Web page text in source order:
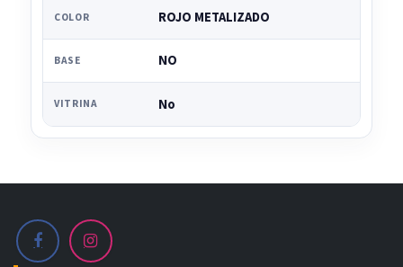
COLOR ROJO METALIZADO
BASE NO
VITRINA No